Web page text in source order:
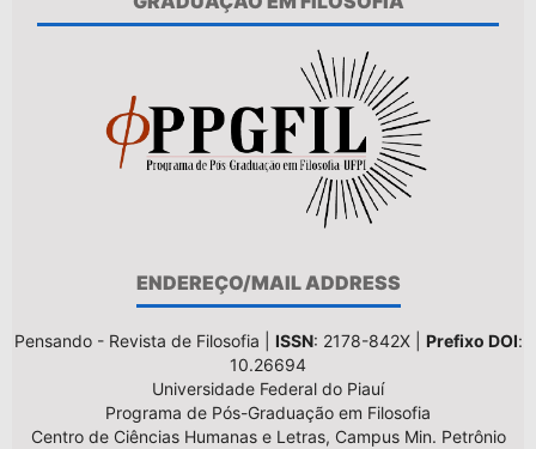
ENDEREÇO/MAIL ADDRESS
Pensando - Revista de Filosofia | ISSN: 2178-842X | Prefixo DOI:
10.26694
Universidade Federal do Piauí
Programa de Pós-Graduação em Filosofia
Centro de Ciências Humanas e Letras, Campus Min. Petrônio